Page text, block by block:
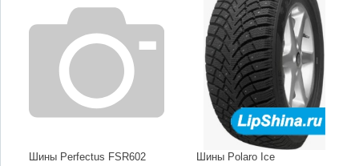
Шины Perfectus FSR602 Шины Polaro Ice